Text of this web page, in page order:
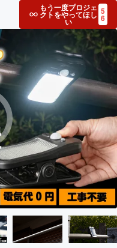
もう一度プロジェ
クトをやってほし
い
5
6